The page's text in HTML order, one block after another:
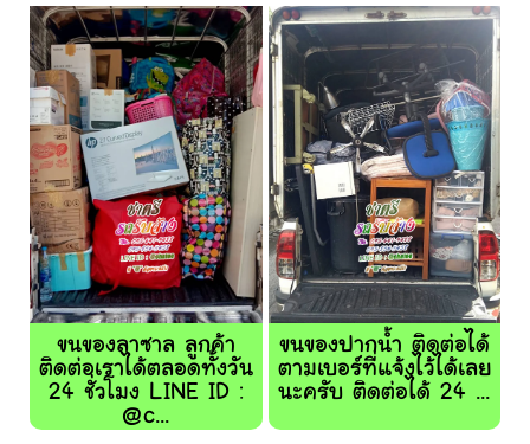
ขนของลาซาล ลูกค้า
ติดต่อเราได้ตลอดทั้งวัน
24 ชั่วโมง LINE ID :
@c...
ขนของปากน้ำ ติดต่อได้
ตามเบอร์ที่แจ้งไว้ได้เลย
นะครับ ติดต่อได้ 24 ...